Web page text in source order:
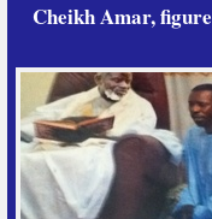
Cheikh Amar,